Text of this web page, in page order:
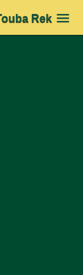
Rek